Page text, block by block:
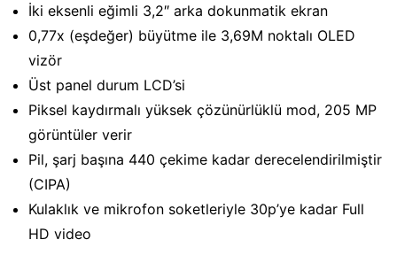
İki eksenli eğimli 3,2″ arka dokunmatik ekran
0,77x (eşdeğer) büyütme ile 3,69M noktalı OLED
vizör
Üst panel durum LCD’si
Piksel kaydırmalı yüksek çözünürlüklü mod, 205 MP
görüntüler verir
Pil, şarj başına 440 çekime kadar derecelendirilmiştir
(CIPA)
Kulaklık ve mikrofon soketleriyle 30p’ye kadar Full
HD video